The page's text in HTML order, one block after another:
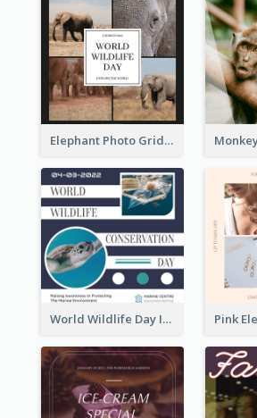
Elephant Photo Grid World Wildlife Day Instagram Post
World Wildlife Day Instagram Post